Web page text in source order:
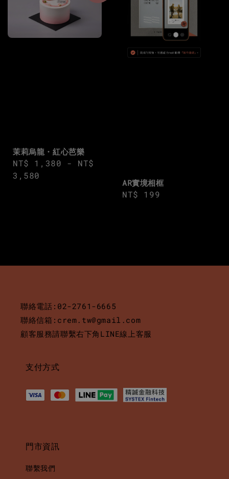
茉莉烏龍・紅心芭樂
Regular
price
NT$ 1,380 - NT$
3,580
AR實境相框
Regular
NT$ 199
聯絡電話:02-2761-6665
聯絡信箱:crem.tw@gmail.com
顧客服務請聯繫右下角LINE線上客服
支付方式
門市資訊
聯繫我們